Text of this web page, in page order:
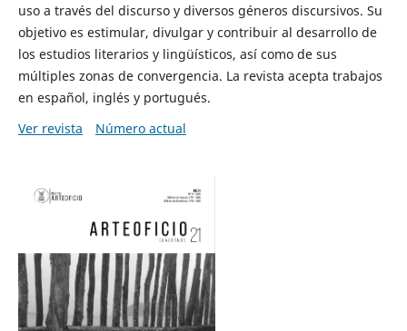
uso a través del discurso y diversos géneros discursivos. Su
objetivo es estimular, divulgar y contribuir al desarrollo de
los estudios literarios y lingüísticos, así como de sus
múltiples zonas de convergencia. La revista acepta trabajos
en español, inglés y portugués.
Ver revista
Número actual